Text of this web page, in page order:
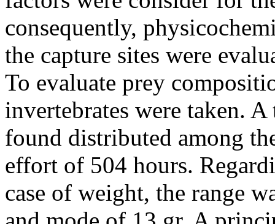
consequently,
the capture sites were
To evaluate prey
invertebrates were taken.
found distributed among
effort of 504 hours.
case of weight, the range